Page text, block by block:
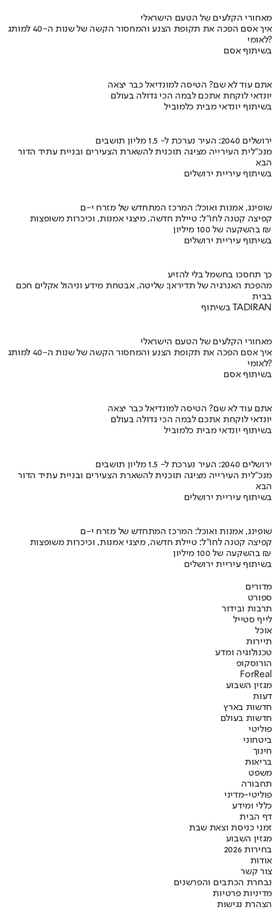
מאחורי הקלעים של הטעם הישראלי
איך אסם הפכה את תקופת הצנע והמחסור הקשה של שנות ה-40 למותג
לאומי?
בשיתוף אסם
אתם עוד לא שם? הטיסה למונדיאל כבר יצאה
יונדאי לוקחת אתכם לבמה הכי גדולה בעולם
בשיתוף יונדאי מבית כלמוביל
ירושלים 2040: העיר נערכת ל- 1.5 מליון תושבים
מנכ"לית העירייה מציגה תוכנית להשארת הצעירים ובניית עתיד הדור
הבא
בשיתוף עיריית ירושלים
שופינג, אמנות ואוכל: המרכז המתחדש של מזרח י-ם
קפיצה קטנה לחו"ל: טיילת חדשה, מיצגי אמנות, וכיכרות משופצות
בהשקעה של 100 מיליון ₪
בשיתוף עיריית ירושלים
כך תחסכו בחשמל בלי להזיע
מהפכת האנרגיה של תדיראן: שליטה, אבטחת מידע וניהול אקלים חכם
בבית
בשיתוף TADIRAN
מאחורי הקלעים של הטעם הישראלי
איך אסם הפכה את תקופת הצנע והמחסור הקשה של שנות ה-40 למותג
לאומי?
בשיתוף אסם
אתם עוד לא שם? הטיסה למונדיאל כבר יצאה
יונדאי לוקחת אתכם לבמה הכי גדולה בעולם
בשיתוף יונדאי מבית כלמוביל
ירושלים 2040: העיר נערכת ל- 1.5 מליון תושבים
מנכ"לית העירייה מציגה תוכנית להשארת הצעירים ובניית עתיד הדור
הבא
בשיתוף עיריית ירושלים
שופינג, אמנות ואוכל: המרכז המתחדש של מזרח י-ם
קפיצה קטנה לחו"ל: טיילת חדשה, מיצגי אמנות, וכיכרות משופצות
בהשקעה של 100 מיליון ₪
בשיתוף עיריית ירושלים
מדורים
ספורט
תרבות ובידור
לייף סטייל
אוכל
תיירות
טכנולוגיה ומדע
הורוסקופ
ForReal
מגזין השבוע
דעות
חדשות בארץ
חדשות בעולם
פוליטי
ביטחוני
חינוך
בריאות
משפט
תחבורה
פוליטי-מדיני
כללי ומידע
דף הבית
זמני כניסת וצאת שבת
מגזין השבוע
בחירות 2026
אודות
צור קשר
נבחרת הכתבים והפרשנים
מדיניות פרטיות
הצהרת נגישות